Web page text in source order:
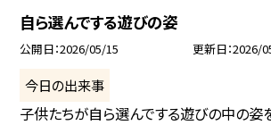
自ら選んでする遊びの姿
公開日 2026/05/15 更新日 2026/
今日の出来事
子供たちが自ら選んでする遊びの中の姿